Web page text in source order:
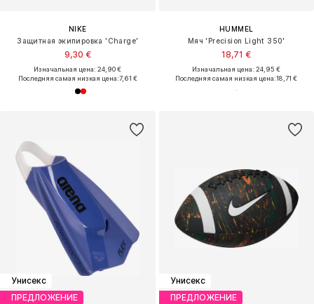
NIKE
Защитная экипировка 'Charge'
9,30 €
Изначальная цена: 24,90 €
Последняя самая низкая цена:7,61 €
HUMMEL
Мяч 'Precision Light 350'
18,71 €
Изначальная цена: 24,95 €
Последняя самая низкая цена:18,71 €
Унисекс
ПРЕДЛОЖЕНИЕ
Унисекс
ПРЕДЛОЖЕНИЕ